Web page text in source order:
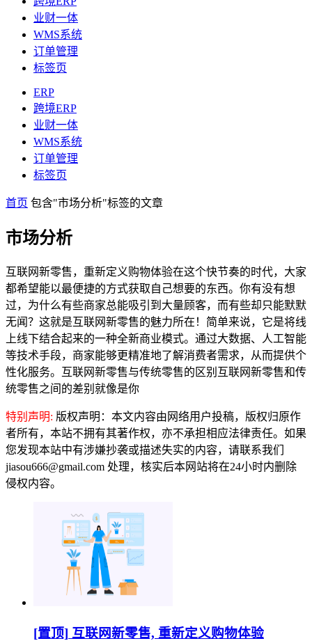
业财一体
WMS系统
订单管理
标签页
ERP
跨境ERP
业财一体
WMS系统
订单管理
标签页
首页 包含"市场分析"标签的文章
市场分析
互联网新零售，重新定义购物体验在这个快节奏的时代，大家
都希望能以最便捷的方式获取自己想要的东西。你有没有想
过，为什么有些商家总能吸引到大量顾客，而有些却只能默默
无闻？这就是互联网新零售的魅力所在！简单来说，它是将线
上线下结合起来的一种全新商业模式。通过大数据、人工智能
等技术手段，商家能够更精准地了解消费者需求，从而提供个
性化服务。互联网新零售与传统零售的区别互联网新零售和传
统零售之间的差别就像是你
特别声明: 版权声明：本文内容由网络用户投稿，版权归原作
者所有，本站不拥有其著作权，亦不承担相应法律责任。如果
您发现本站中有涉嫌抄袭或描述失实的内容，请联系我们
jiasou666@gmail.com 处理，核实后本网站将在24小时内删除
侵权内容。
[置顶] 互联网新零售, 重新定义购物体验